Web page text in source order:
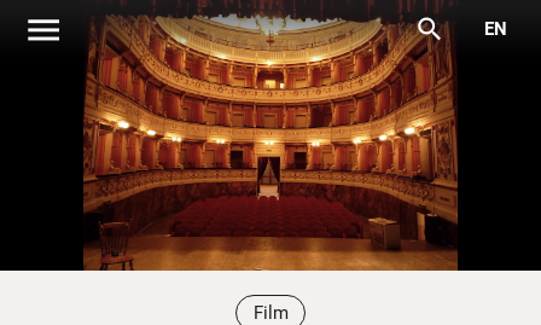
menu search EN
Film